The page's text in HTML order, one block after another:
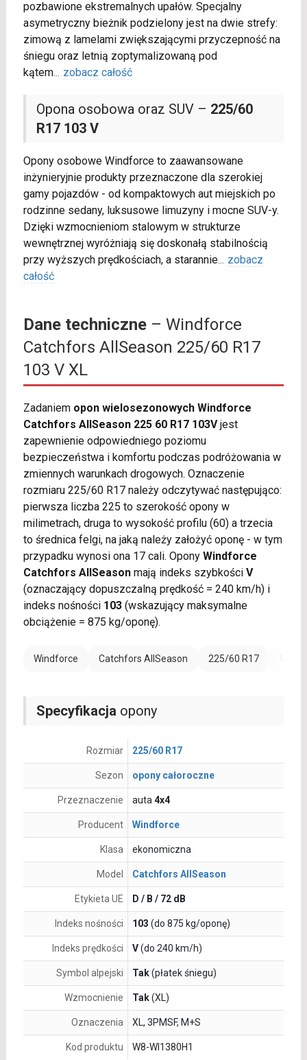
pozbawione ekstremalnych upałów. Specjalny
asymetryczny bieżnik podzielony jest na dwie strefy:
zimową z lamelami zwiększającymi przyczepność na
śniegu oraz letnią zoptymalizowaną pod
kątem... zobacz całość
Opona osobowa oraz SUV – 225/60
R17 103 V
Opony osobowe Windforce to zaawansowane
inżynieryjnie produkty przeznaczone dla szerokiej
gamy pojazdów - od kompaktowych aut miejskich po
rodzinne sedany, luksusowe limuzyny i mocne SUV-y.
Dzięki wzmocnieniom stalowym w strukturze
wewnętrznej wyróżniają się doskonałą stabilnością
przy wyższych prędkościach, a starannie... zobacz
całość
Dane techniczne– Windforce
Catchfors AllSeason 225/60 R17
103 V XL
Zadaniem opon wielosezonowych Windforce
Catchfors AllSeason 225 60 R17 103Vjest
zapewnienie odpowiedniego poziomu
bezpieczeństwa i komfortu podczas podróżowania w
zmiennych warunkach drogowych. Oznaczenie
rozmiaru 225/60 R17 należy odczytywać następująco:
pierwsza liczba 225 to szerokość opony w
milimetrach, druga to wysokość profilu (60) a trzecia
to średnica felgi, na jaką należy założyć oponę - w tym
przypadku wynosi ona 17 cali. Opony Windforce
Catchfors AllSeasonmają indeks szybkości V
(oznaczający dopuszczalną prędkość = 240 km/h) i
indeks nośności 103(wskazujący maksymalne
obciążenie = 875 kg/oponę).
Windforce Catchfors AllSeason 225/60 R17
Specyfikacja opony
Rozmiar 225/60 R17
Sezon opony całoroczne
Przeznaczenie auta 4x4
Producent Windforce
Klasa ekonomiczna
Model Catchfors AllSeason
Etykieta UE D / B / 72 dB
Indeks nośności 103 (do 875 kg/oponę)
Indeks prędkości V(do 240 km/h)
Symbol alpejski Tak(płatek śniegu)
Wzmocnienie Tak(XL)
Oznaczenia XL, 3PMSF, M+S
Kod produktu W8-WI1380H1